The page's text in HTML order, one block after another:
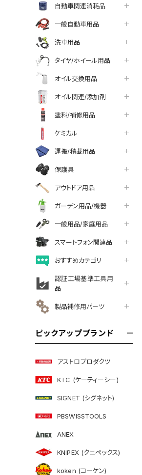
自動車関連消耗品
一般自動車用品
洗車用品
タイヤ/ホイール用品
オイル交換用品
オイル関連/添加剤
塗料/補修用品
ケミカル
運搬/積載用品
保護具
アウトドア用品
ガーデン用品/機器
一般用品/家庭用品
スマートフォン関連品
おすすめカテゴリ
認証工場基準工具用
品
製品補修用パーツ
ピックアップブランド
アストロプロダクツ
KTC (ケーティーシー)
SIGNET (シグネット)
PBSWISSTOOLS
ANEX
KNIPEX (クニペックス)
koken (コーケン)